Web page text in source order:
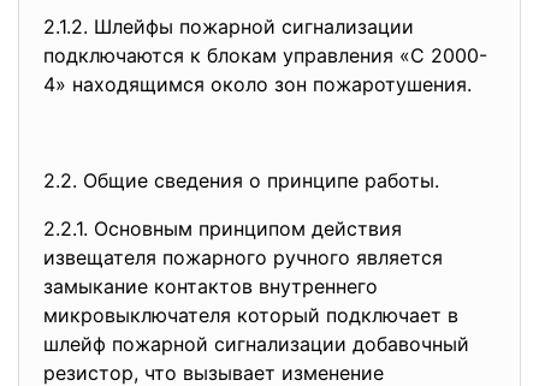
2.1.2. Шлейфы пожарной сигнализации
подключаются к блокам управления «С 2000-
4» находящимся около зон пожаротушения.
2.2. Общие сведения о принципе работы.
2.2.1. Основным принципом действия
извещателя пожарного ручного является
замыкание контактов внутреннего
микровыключателя который подключает в
шлейф пожарной сигнализации добавочный
резистор, что вызывает изменение